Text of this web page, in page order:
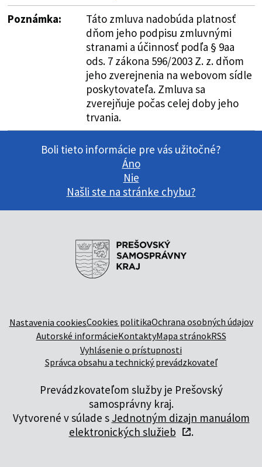
Poznámka:
Táto zmluva nadobúda platnosť
dňom jeho podpisu zmluvnými
stranami a účinnosť podľa § 9aa
ods. 7 zákona 596/2003 Z. z. dňom
jeho zverejnenia na webovom sídle
poskytovateľa. Zmluva sa
zverejňuje počas celej doby jeho
trvania.
Boli tieto informácie pre vás užitočné?
Áno
Nie
Našli ste na stránke chybu?
Nastavenia cookiesCookies politikaOchrana osobných údajov
Autorské informácieKontaktyMapa stránokRSS
Vyhlásenie o prístupnosti
Správca obsahu a technický prevádzkovateľ
Prevádzkovateľom služby je Prešovský
samosprávny kraj.
Vytvorené v súlade s Jednotným dizajn manuálom
elektronických služieb
.